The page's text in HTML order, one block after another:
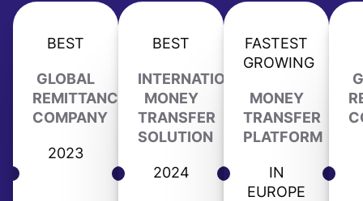
BEST
GLOBAL
REMITTANCE
COMPANY
2023
BEST
INTERNATIONAL
MONEY
TRANSFER
SOLUTION
2024
FASTEST
GROWING
MONEY
TRANSFER
PLATFORM
IN
EUROPE